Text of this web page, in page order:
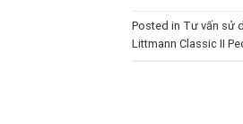
Posted in Tư vấn sử
Littmann Classic II